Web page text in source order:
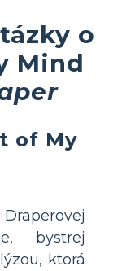
o
Mind
of My
bystrej
ktorá